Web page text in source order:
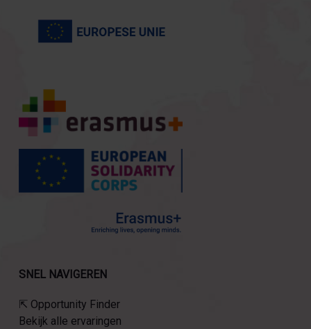
SNEL NAVIGEREN
⇱ Opportunity Finder
Bekijk alle ervaringen